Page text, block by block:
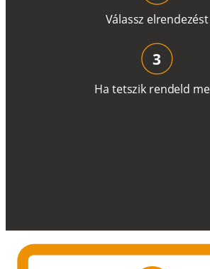
Válassz elrendezést
Ha tetszik rendeld me
3